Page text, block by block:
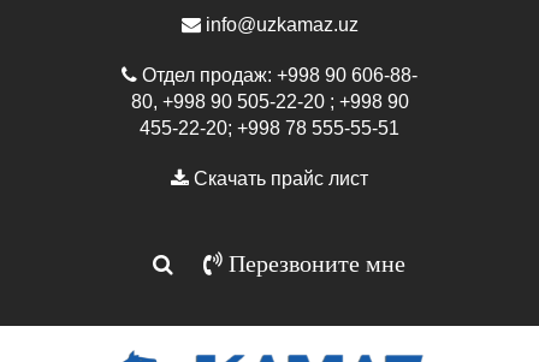
info@uzkamaz.uz
Отдел продаж: +998 90 606-88-
80, +998 90 505-22-20 ; +998 90
455-22-20; +998 78 555-55-51
Скачать прайс лист
Перезвоните мне